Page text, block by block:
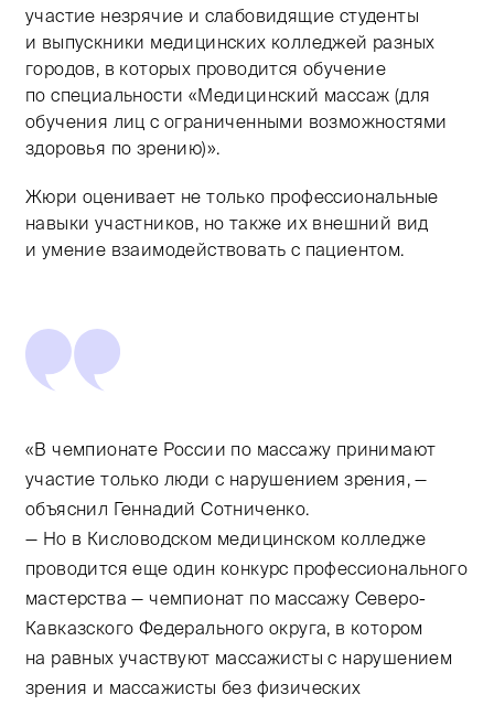
участие незрячие и слабовидящие студенты
и выпускники медицинских колледжей разных
городов, в которых проводится обучение
по специальности «Медицинский массаж (для
обучения лиц с ограниченными возможностями
здоровья по зрению)».
Жюри оценивает не только профессиональные
навыки участников, но также их внешний вид
и умение взаимодействовать с пациентом.
«В чемпионате России по массажу принимают
участие только люди с нарушением зрения, —
объяснил Геннадий Сотниченко.
— Но в Кисловодском медицинском колледже
проводится еще один конкурс профессионального
мастерства — чемпионат по массажу Северо-
Кавказского Федерального округа, в котором
на равных участвуют массажисты с нарушением
зрения и массажисты без физических